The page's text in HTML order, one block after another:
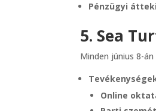
Pénzügyi
5. Sea
Minden június 8-
Online